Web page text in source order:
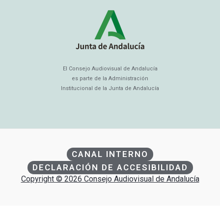
El Consejo Audiovisual de Andalucía
es parte de la Administración
Institucional de la Junta de Andalucía
CANAL INTERNO
DECLARACIÓN DE ACCESIBILIDAD
Copyright © 2026 Consejo Audiovisual de Andalucía